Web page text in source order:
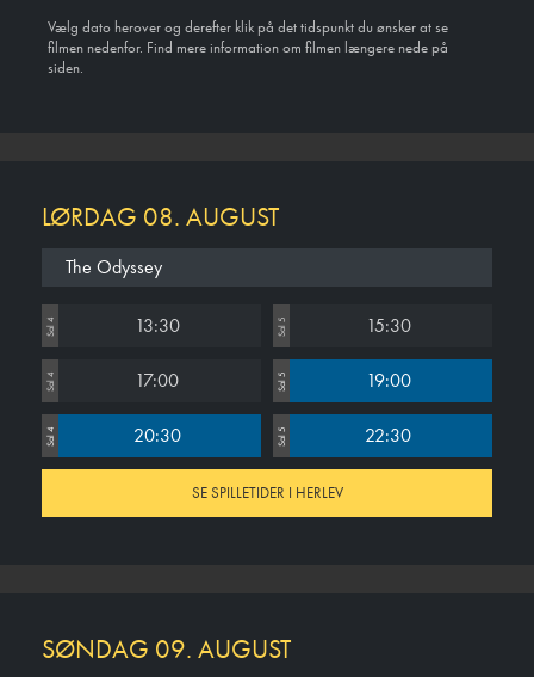
Vælg dato herover og derefter klik på det tidspunkt du ønsker at se
filmen nedenfor. Find mere information om filmen længere nede på
siden.
LØRDAG 08. AUGUST
The Odyssey
Sal 4 13:30 Sal 5 15:30
Sal 4 17:00 Sal 5 19:00
Sal 4 20:30 Sal 5 22:30
SE SPILLETIDER I HERLEV
SØNDAG 09. AUGUST